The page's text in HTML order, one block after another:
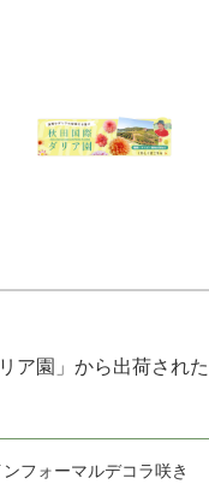
ア園」から出荷され
ンフォーマルデコラ咲き